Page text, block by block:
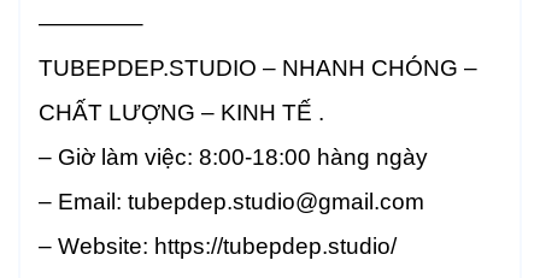
————–
TUBEPDEP.STUDIO – NHANH CHÓNG –
CHẤT LƯỢNG – KINH TẾ .
– Giờ làm việc: 8:00-18:00 hàng ngày
– Email: tubepdep.studio@gmail.com
– Website: https://tubepdep.studio/